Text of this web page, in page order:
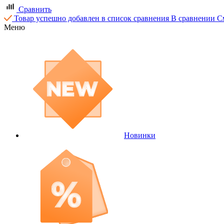
Сравнить
Товар успешно добавлен в список сравнения В сравнении
Меню
Новинки